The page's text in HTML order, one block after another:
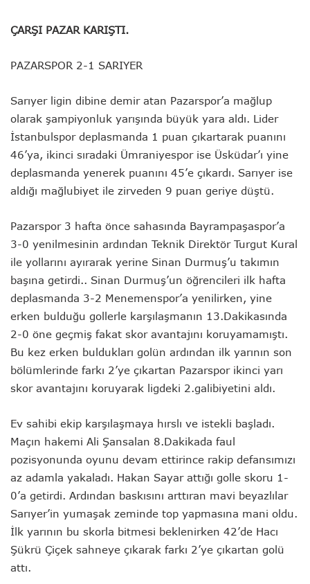
ÇARŞI PAZAR KARIŞTI.
PAZARSPOR 2-1 SARIYER
Sarıyer ligin dibine demir atan Pazarspor’a mağlup
olarak şampiyonluk yarışında büyük yara aldı. Lider
İstanbulspor deplasmanda 1 puan çıkartarak puanını
46’ya, ikinci sıradaki Ümraniyespor ise Üsküdar’ı yine
deplasmanda yenerek puanını 45’e çıkardı. Sarıyer ise
aldığı mağlubiyet ile zirveden 9 puan geriye düştü.
Pazarspor 3 hafta önce sahasında Bayrampaşaspor’a
3-0 yenilmesinin ardından Teknik Direktör Turgut Kural
ile yollarını ayırarak yerine Sinan Durmuş’u takımın
başına getirdi.. Sinan Durmuş’un öğrencileri ilk hafta
deplasmanda 3-2 Menemenspor’a yenilirken, yine
erken bulduğu gollerle karşılaşmanın 13.Dakikasında
2-0 öne geçmiş fakat skor avantajını koruyamamıştı.
Bu kez erken buldukları golün ardından ilk yarının son
bölümlerinde farkı 2’ye çıkartan Pazarspor ikinci yarı
skor avantajını koruyarak ligdeki 2.galibiyetini aldı.
Ev sahibi ekip karşılaşmaya hırslı ve istekli başladı.
Maçın hakemi Ali Şansalan 8.Dakikada faul
pozisyonunda oyunu devam ettirince rakip defansımızı
az adamla yakaladı. Hakan Sayar attığı golle skoru 1-
0’a getirdi. Ardından baskısını arttıran mavi beyazlılar
Sarıyer’in yumaşak zeminde top yapmasına mani oldu.
İlk yarının bu skorla bitmesi beklenirken 42’de Hacı
Şükrü Çiçek sahneye çıkarak farkı 2’ye çıkartan golü
attı.